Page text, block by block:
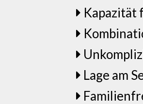
Kapazität
Lage am